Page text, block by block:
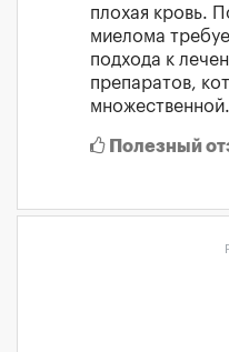
плохая кровь.
миелома
подхода к
препаратов,
Полезный